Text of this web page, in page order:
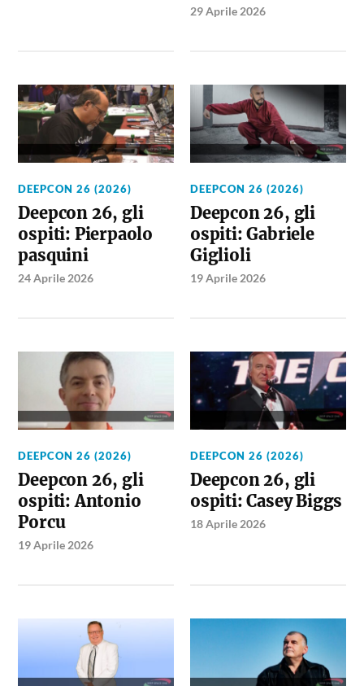
29 Aprile 2026
DEEPCON 26 (2026)
Deepcon 26, gli
ospiti: Pierpaolo
pasquini
24 Aprile 2026
DEEPCON 26 (2026)
Deepcon 26, gli
ospiti: Gabriele
Giglioli
19 Aprile 2026
DEEPCON 26 (2026)
Deepcon 26, gli
ospiti: Antonio
Porcu
19 Aprile 2026
DEEPCON 26 (2026)
Deepcon 26, gli
ospiti: Casey Biggs
18 Aprile 2026